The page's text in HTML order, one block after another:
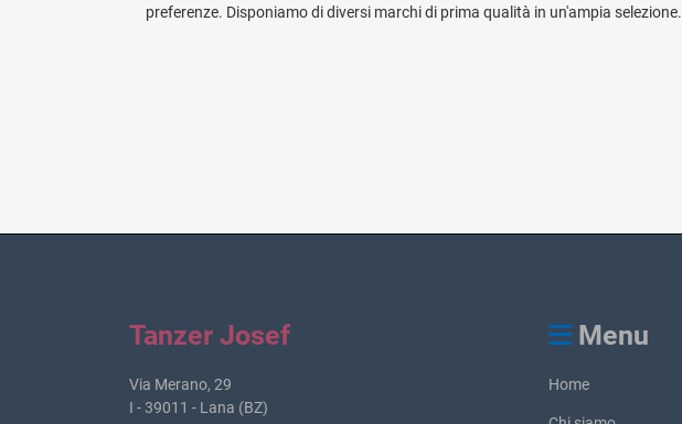
preferenze. Disponiamo di diversi marchi di prima qualità in un'ampia selezione.
Tanzer Josef
Via Merano, 29
I - 39011 - Lana (BZ)
Menu
Home